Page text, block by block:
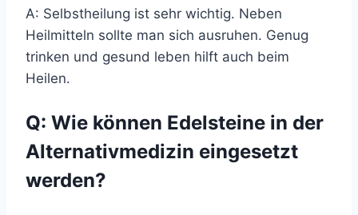
A: Selbstheilung ist sehr wichtig. Neben
Heilmitteln sollte man sich ausruhen. Genug
trinken und gesund leben hilft auch beim
Heilen.
Q: Wie können Edelsteine in der
Alternativmedizin eingesetzt
werden?